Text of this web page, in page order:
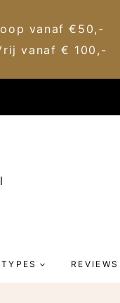
vanaf €50,-
vanaf € 100,-
REVIEWS